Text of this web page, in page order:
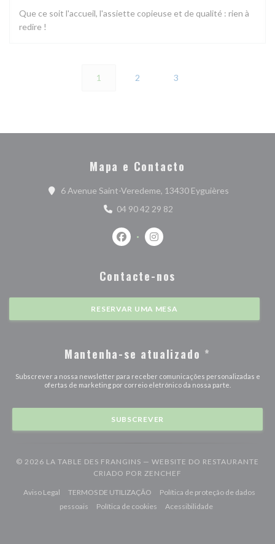
Que ce soit l'accueil, l'assiette copieuse et de qualité : rien à
redire !
1 2 3
Mapa e Contacto
6 Avenue Saint-Veredeme, 13430 Eyguières((abre
04 90 42 29 82
Facebook ((abre numa nova janela))
Instagram ((abre numa nova
Contacte-nos
RESERVAR UMA MESA
Mantenha-se atualizado *
Subscrever a nossa newsletter para receber comunicações personalizadas e
ofertas de marketing por correio eletrónico da nossa parte.
SUBSCREVER
© 2026 LA TABLE DES FRANGINS — WEBSITE DO RESTAURANTE
CRIADO POR ZENCHEF
Aviso Legal((abre numa nova janela))
TERMOS DE UTILIZAÇÃO((abre numa nova janela))
Política de proteção de dados
pessoais((abre numa nova janela))
Política de cookies((abre numa nova janela))
Acessibilidade((abre numa nova